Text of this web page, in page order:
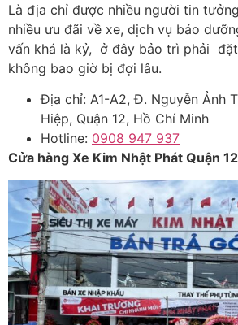
Là địa chỉ được nhiều người tin
nhiều ưu đãi về xe, dịch vụ bảo
vấn khá là kỷ, ở đây bảo trì phải
không bao giờ bị đợi lâu.
Địa chỉ: A1-A2, Đ. Nguyễn Ảnh
Hiệp, Quận 12, Hồ Chí Minh
Hotline: 0908 947 937
Cửa hàng Xe Kim Nhật Phát Quận 12